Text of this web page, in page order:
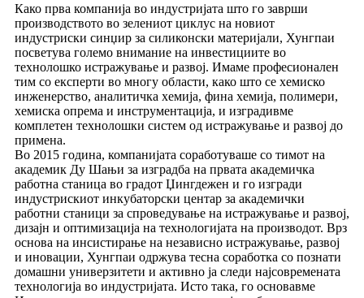
Како прва компанија во индустријата што го заврши
производството во зелениот циклус на новиот
индустриски синџир за силиконски материјали, Хунгпаи
посветува големо внимание на инвестициите во
технолошко истражување и развој. Имаме професионален
тим со експерти во многу области, како што се хемиско
инженерство, аналитичка хемија, фина хемија, полимери,
хемиска опрема и инструментација, и изградивме
комплетен технолошки систем од истражување и развој до
примена.
Во 2015 година, компанијата соработуваше со тимот на
академик Ду Шањи за изградба на првата академичка
работна станица во градот Џингдежен и го изгради
индустрискиот инкубаторски центар за академички
работни станици за спроведување на истражување и развој,
дизајн и оптимизација на технологијата на производот. Врз
основа на инсистирање на независно истражување, развој
и иновации, Хунгпаи одржува тесна соработка со познати
домашни универзитети и активно ја следи најсовремената
технологија во индустријата. Исто така, го основавме